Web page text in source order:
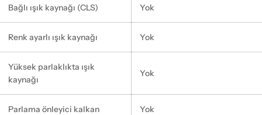
Bağlı ışık kaynağı (CLS) Yok
Renk ayarlı ışık kaynağı Yok
Yüksek parlaklıkta ışık
kaynağı
Yok
Parlama önleyici kalkan Yok